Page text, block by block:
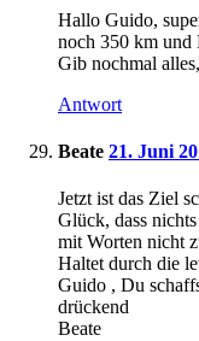
Hallo Guido,
noch 350 km und
Gib nochmal
Antwort
Beate 21. Juni
Jetzt ist das Ziel
Glück, dass
mit Worten nicht
Haltet durch die
Guido , Du
drückend
Beate